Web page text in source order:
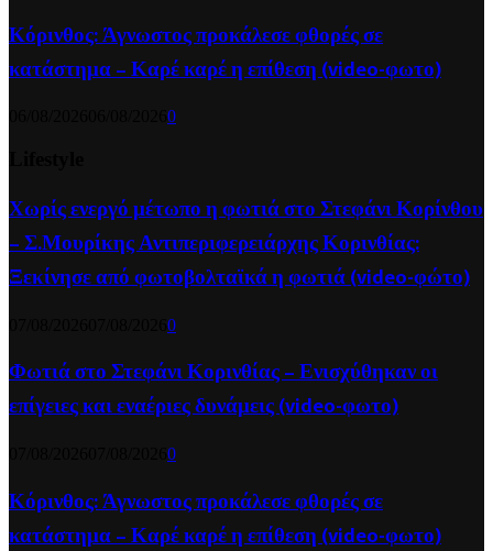
Κόρινθος: Άγνωστος προκάλεσε φθορές σε
κατάστημα – Καρέ καρέ η επίθεση (video-φωτο)
0
Χωρίς ενεργό μέτωπο η φωτιά στο Στεφάνι Κορίνθου
– Σ.Μουρίκης Αντιπεριφερειάρχης Κορινθίας:
Ξεκίνησε από φωτοβολταϊκά η φωτιά (video-φώτο)
0
Φωτιά στο Στεφάνι Κορινθίας – Ενισχύθηκαν οι
επίγειες και εναέριες δυνάμεις (video-φωτο)
0
Κόρινθος: Άγνωστος προκάλεσε φθορές σε
κατάστημα – Καρέ καρέ η επίθεση (video-φωτο)